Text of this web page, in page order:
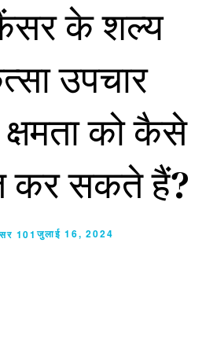
के शल्य
उपचार
को कैसे
कर सकते हैं?
101जुलाई 16, 2024